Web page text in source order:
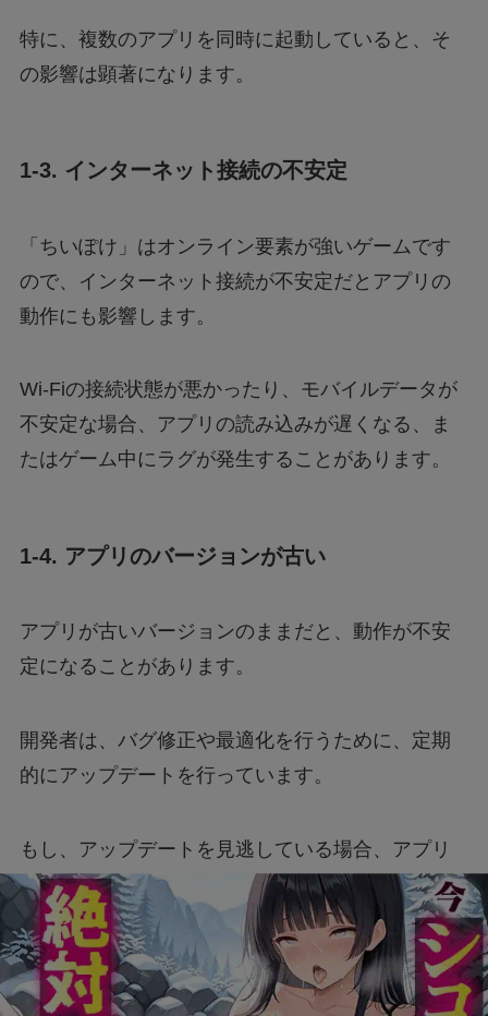
特に、複数のアプリを同時に起動していると、そ
の影響は顕著になります。
1-3. インターネット接続の不安定
「ちいぽけ」はオンライン要素が強いゲームです
ので、インターネット接続が不安定だとアプリの
動作にも影響します。
Wi-Fiの接続状態が悪かったり、モバイルデータが
不安定な場合、アプリの読み込みが遅くなる、ま
たはゲーム中にラグが発生することがあります。
1-4. アプリのバージョンが古い
アプリが古いバージョンのままだと、動作が不安
定になることがあります。
開発者は、バグ修正や最適化を行うために、定期
的にアップデートを行っています。
もし、アップデートを見逃している場合、アプリ
の動作に不具合が生じやすくなります。